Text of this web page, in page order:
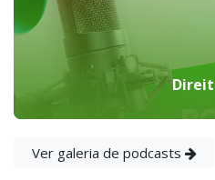
Ver galeria de podcasts